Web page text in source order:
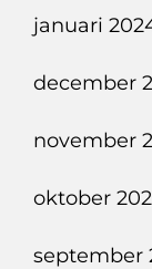
januari
december
november
oktober
september